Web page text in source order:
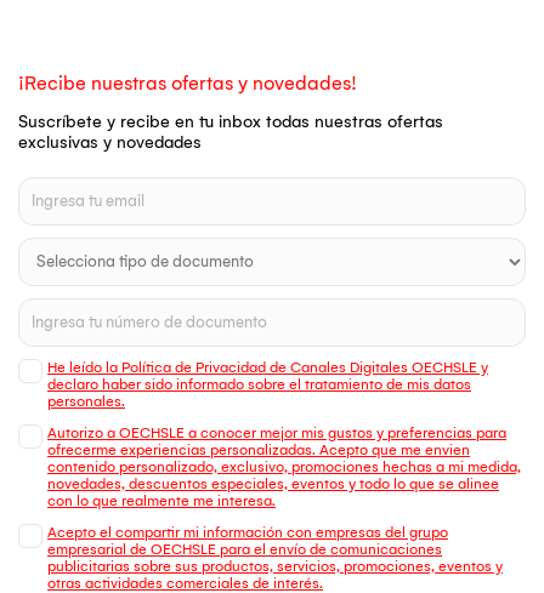
¡Recibe nuestras ofertas y novedades!
Suscríbete y recibe en tu inbox todas nuestras ofertas
exclusivas y novedades
He leído la Política de Privacidad de Canales Digitales OECHSLE y
declaro haber sido informado sobre el tratamiento de mis datos
personales.
Autorizo a OECHSLE a conocer mejor mis gustos y preferencias para
ofrecerme experiencias personalizadas. Acepto que me envien
contenido personalizado, exclusivo, promociones hechas a mi medida,
novedades, descuentos especiales, eventos y todo lo que se alinee
con lo que realmente me interesa.
Acepto el compartir mi información con empresas del grupo
empresarial de OECHSLE para el envío de comunicaciones
publicitarias sobre sus productos, servicios, promociones, eventos y
otras actividades comerciales de interés.